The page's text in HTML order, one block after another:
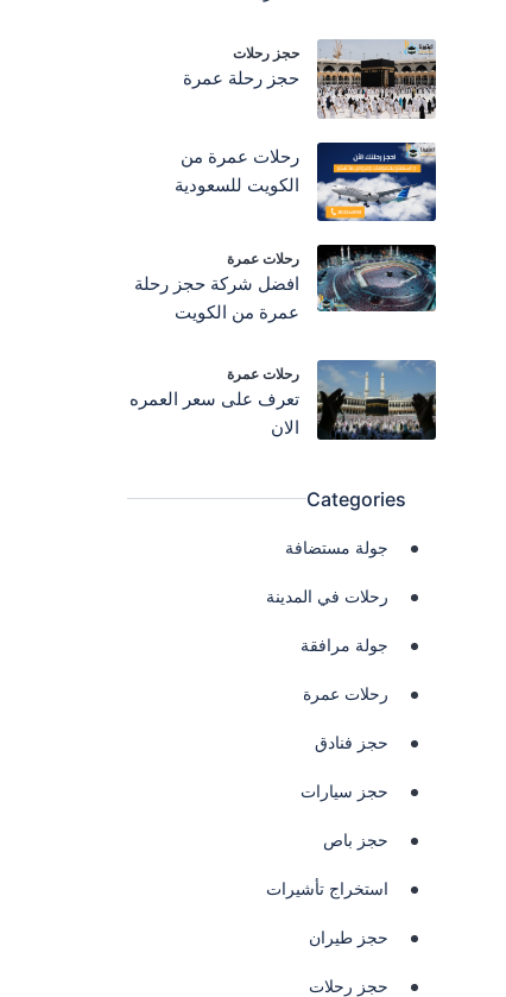
حجز رحلات
حجز رحلة عمرة
رحلات عمرة من
الكويت للسعودية
رحلات عمرة
افضل شركة حجز رحلة
عمرة من الكويت
رحلات عمرة
تعرف على سعر العمره
الان
Categories
جولة مستضافة
رحلات في المدينة
جولة مرافقة
رحلات عمرة
حجز فنادق
حجز سيارات
حجز باص
استخراج تأشيرات
حجز طيران
حجز رحلات